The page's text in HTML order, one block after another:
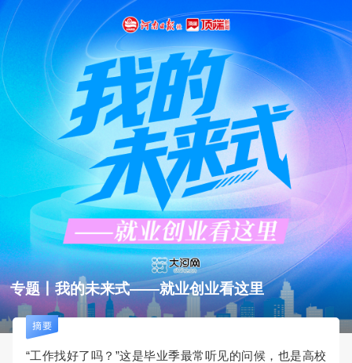
专题丨我的未来式——就业创业看这里
“工作找好了吗？”这是毕业季最常听见的问候，也是高校